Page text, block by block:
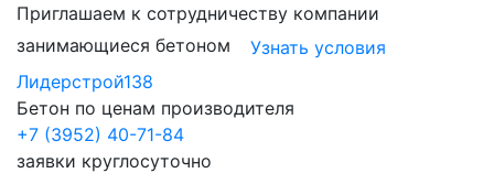
Приглашаем к сотрудничеству компании
занимающиеся бетоном
Узнать условия
Лидерстрой138
Бетон по ценам производителя
+7 (3952) 40-71-84
заявки круглосуточно